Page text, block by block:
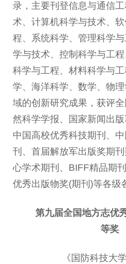
录，主要刊登信息与通信
术、计算机科学与技术、
程、系统科学、管理科学
学与技术、控制科学与工
科学与工程、材料科学与
学、海洋科学、数学、物
域的创新研究成果，获评
然科学学报、国家新闻出
中国高校优秀科技期刊、
刊、首届解放军出版奖期
心学术期刊、BIFF精品期
优秀出版物奖(期刊)等各级
第九届全国地方志优
等奖
《国防科技大